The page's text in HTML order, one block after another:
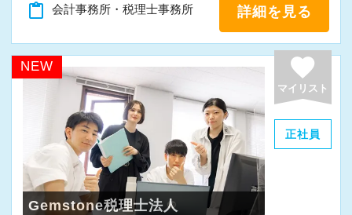
「まずはやってみる」
「新しいことにも前向きに挑戦してみる」
そんな姿勢をお持ちの方であれば、経験を活か
しながらさらに成長できる環境です。
一緒に学び、成長しながら、お客様のお役に立
てる仕事をしていきませんか。
★事務所の理念★
content_paste 会計事務所・税理士事務所 詳細を見る
NEW favorite
マイリスト
正社員
Gemstone税理士法人